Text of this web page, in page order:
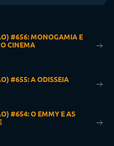
#656: MONOGAMIA E
CINEMA
#655: A ODISSEIA
#654: O EMMY E AS